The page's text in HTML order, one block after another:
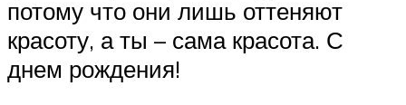
потому что они лишь оттеняют
красоту, а ты – сама красота. С
днем рождения!